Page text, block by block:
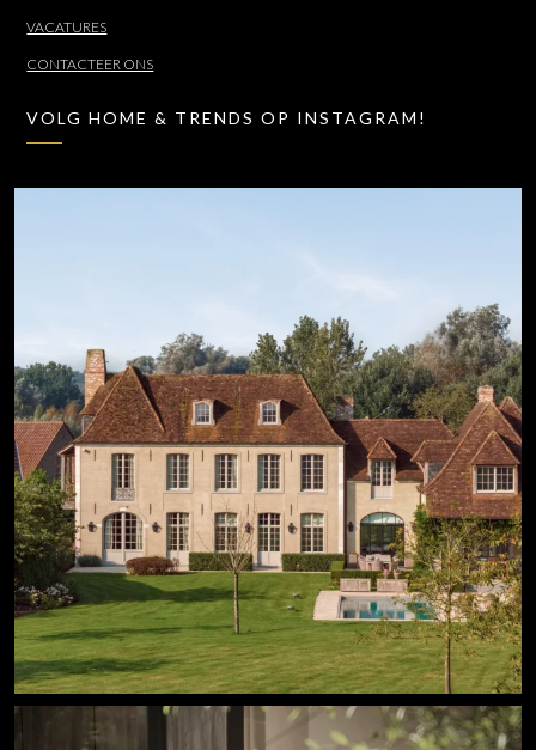
VACATURES
CONTACTEER ONS
VOLG HOME & TRENDS OP INSTAGRAM!